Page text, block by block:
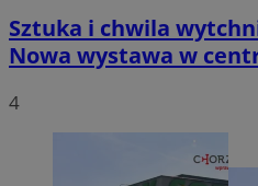
Sztuka i chwila
Nowa wystawa w
4